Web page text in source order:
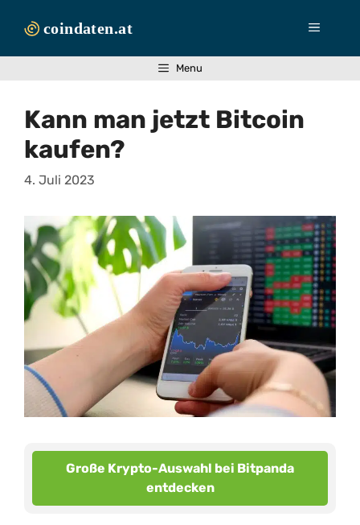
Inhalt
Menü
Menu
Kann man jetzt Bitcoin
kaufen?
4. Juli 2023
Große Krypto-Auswahl bei Bitpanda
entdecken